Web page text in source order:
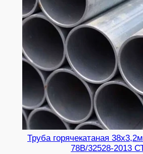
Труба горячекатаная
78В/32528-2013